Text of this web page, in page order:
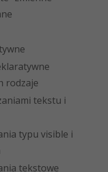
rodzaje
tekstu i
typu visible i
tekstowe